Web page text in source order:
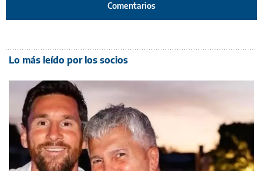
Comentarios
Lo más leído por los socios